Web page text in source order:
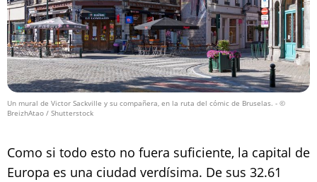
Un mural de Victor Sackville y su compañera, en la ruta del cómic de Bruselas. - ©
BreizhAtao / Shutterstock
Como si todo esto no fuera suficiente, la capital de
Europa es una ciudad verdísima. De sus 32.61